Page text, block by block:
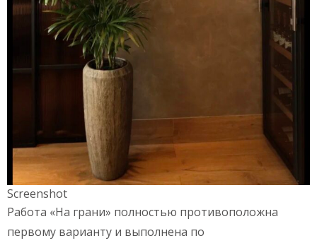
Screenshot
Работа «На грани» полностью противоположна
первому варианту и выполнена по